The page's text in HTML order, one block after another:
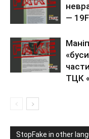
—
ТЦК
StopFake in other